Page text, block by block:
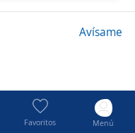
Favoritos Menú
Avísame